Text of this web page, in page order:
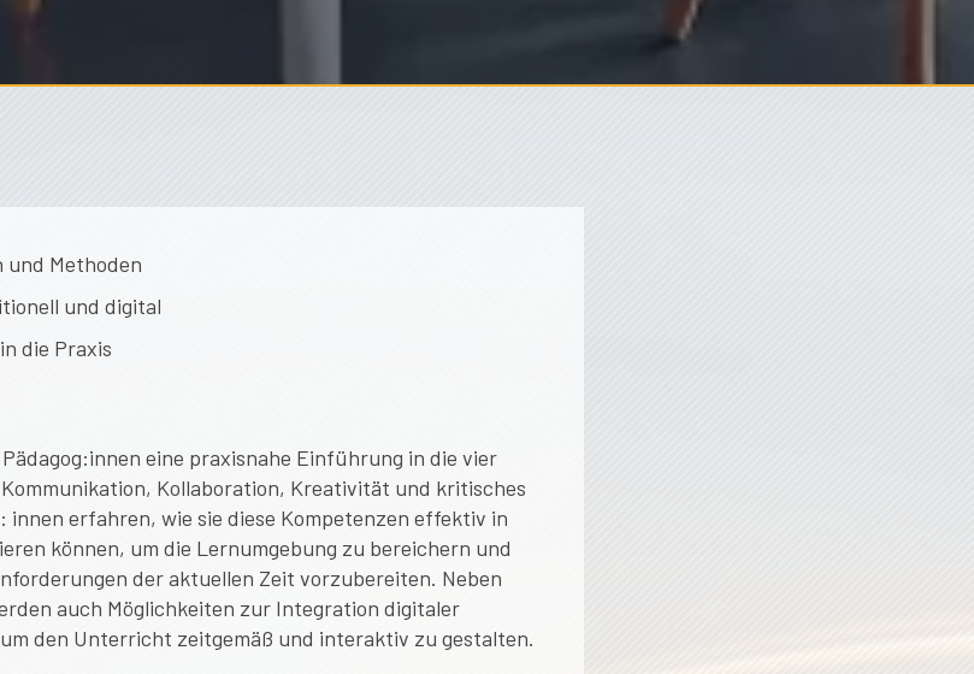
Methoden
und digital
die Praxis
eine praxisnahe Einführung in die vier
Kollaboration, Kreativität und kritisches
innen erfahren, wie sie diese Kompetenzen effektiv in
können, um die Lernumgebung zu bereichern und
der aktuellen Zeit vorzubereiten. Neben
auch Möglichkeiten zur Integration digitaler
den Unterricht zeitgemäß und interaktiv zu gestalten.